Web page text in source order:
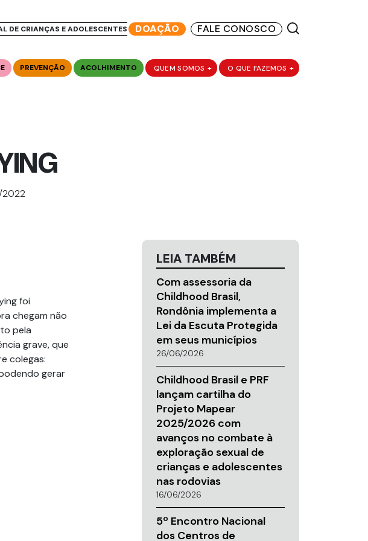
DE CRIANÇAS E ADOLESCENTES DOAÇÃO FALE CONOSCO
PREVENÇÃO ACOLHIMENTO QUEM SOMOS + O QUE FAZEMOS +
2022
foi
chegam não
pela
grave, que
colegas:
gerar
LEIA TAMBÉM
Com assessoria da
Childhood Brasil,
Rondônia implementa a
Lei da Escuta Protegida
em seus municípios
26/06/2026
Childhood Brasil e PRF
lançam cartilha do
Projeto Mapear
2025/2026 com
avanços no combate à
exploração sexual de
crianças e adolescentes
nas rodovias
16/06/2026
5º Encontro Nacional
dos Centros de